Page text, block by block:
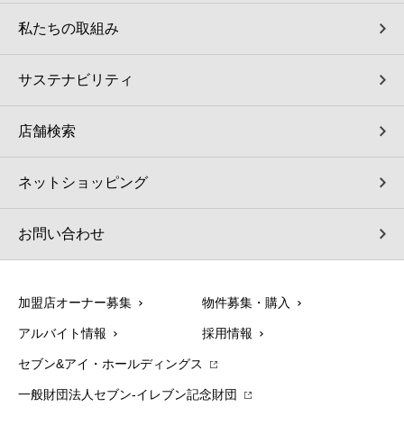
私たちの取組み
サステナビリティ
店舗検索
ネットショッピング
お問い合わせ
加盟店オーナー募集 物件募集・購入
アルバイト情報 採用情報
セブン&アイ・ホールディングス
一般財団法人セブン-イレブン記念財団